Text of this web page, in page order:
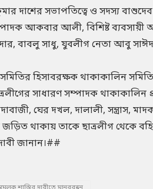
দাশের সভাপতিত্বে ও সদস্য
আকবার আলী, বিশিষ্ট ব্যবসায়ী
বাবলু সাধু, যুবলীগ নেতা আবু
হিসাবরক্ষক থাকাকালিন
সাধারণ সম্পাদক থাকাকালিন
ঘের দখল, দালালী, সন্ত্রাস,
থাকায় তাকে ছাত্রলীগ থেকে
জানান।##